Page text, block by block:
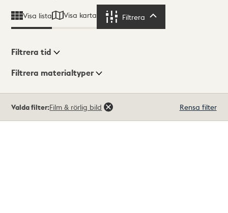
Visa lista Visa karta Filtrera
Visningsläge
Filtrera tid
Filtrera materialtyper
träffar
Valda filter:Film & rörlig bild Rensa filter